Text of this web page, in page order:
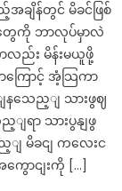
ျိန်တွင် မိခင်ဖြစ်
ေကို ဘာလုပ်မှာလဲ
ာလည်း မိန်းမယူဖို့
ကြောင့် အံ့သြကာ
နသေည့ျ သားဖွဈ
ရာ သားပွနျဖွ
မိခငျ ကလေးင
ောငျးကို […]